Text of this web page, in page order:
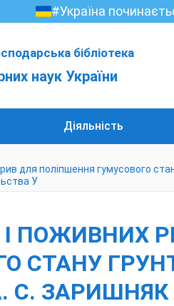
#Україна
бібліотека
наук України
Діяльність
для поліпшення гумусового
У
ПОЖИВНИХ
СТАНУ
ЗАРИШНЯК